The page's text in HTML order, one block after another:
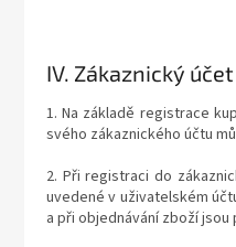
IV. Zákaznický účet
1. Na základě registrace
svého zákaznického účtu
2. Při registraci do
uvedené v uživatelském
a při objednávání zboží